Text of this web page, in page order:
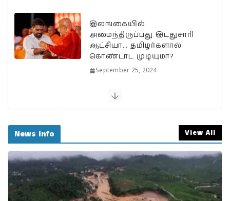
இலங்கையில்
அமைந்திருப்பது இடதுசாரி
ஆட்சியா… தமிழர்களால்
கொண்டாட முடியுமா?
September 25, 2024
பேரழிவின் வடுவாக வயநாடு:
வயநாடு நிலச்சரிவுக்கு
இதுதான் காரணமா…
நீலகிரியில் Debris Flow
Landslide ஏற்பட வாய்ப்பா?
News Info View All